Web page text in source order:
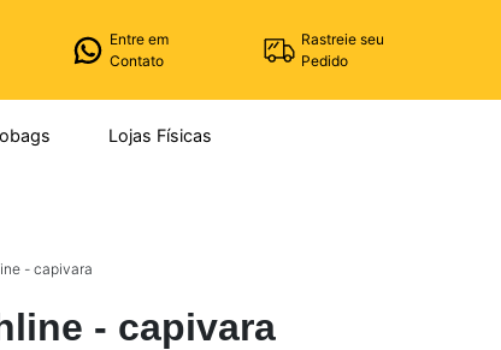
Entre em
Contato
Rastreie seu
Pedido
Lojas Físicas
- capivara
- capivara